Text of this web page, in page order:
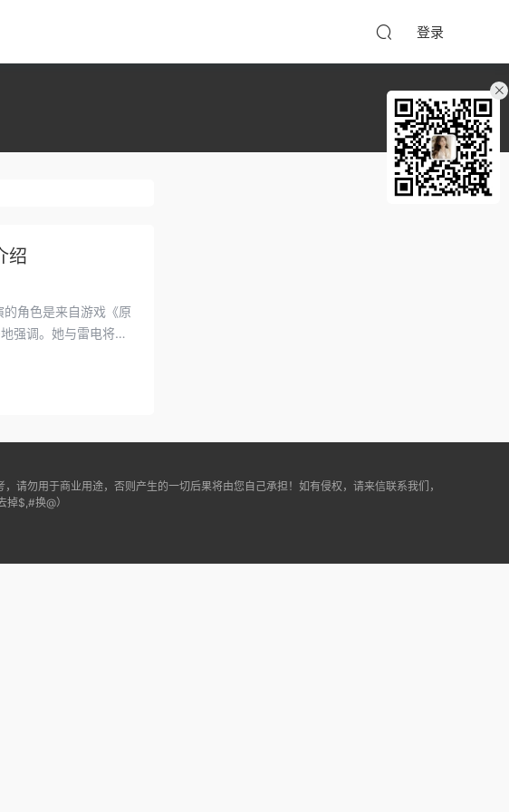
登录
绍
角色是来自游戏《原
强调。她与雷电将
请勿用于商业用途，否则产生的一切后果将由您自己承担！如有侵权，请来信联系我们，
$,#换@）